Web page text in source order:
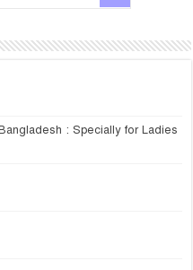
: Specially for Ladies